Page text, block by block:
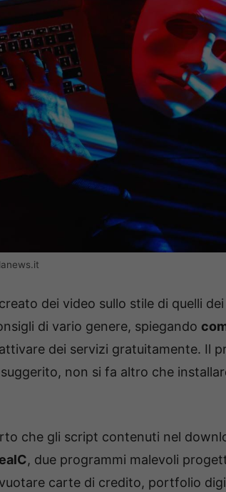
dei video sullo stile di quelli
di vario genere, spiegando
dei servizi gratuitamente. Il
non si fa altro che
che gli script contenuti nel
, due programmi malevoli
carte di credito, portfolio